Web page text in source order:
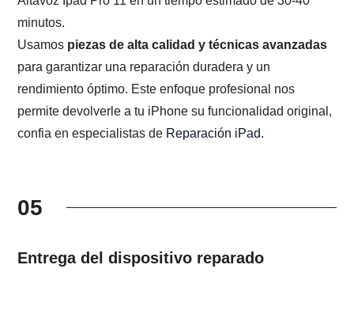
minutos.
Usamos piezas de alta calidad y técnicas avanzadas
para garantizar una reparación duradera y un
rendimiento óptimo. Este enfoque profesional nos
permite devolverle a tu iPhone su funcionalidad original,
confia en especialistas de Reparación iPad.
05
Entrega del dispositivo reparado